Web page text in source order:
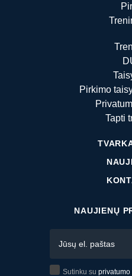
Pirkimo
Tapti
NAUJIENŲ
Sutinku su privatumo